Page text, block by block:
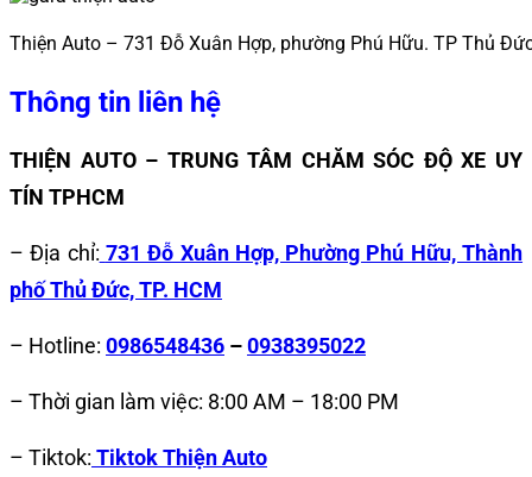
Thiện Auto – 731 Đỗ Xuân Hợp, phường Phú Hữu. TP Thủ
Thông tin liên hệ
THIỆN AUTO – TRUNG TÂM CHĂM SÓC ĐỘ XE UY
TÍN TPHCM
– Địa chỉ: 731 Đỗ Xuân Hợp, Phường Phú Hữu, Thành
phố Thủ Đức, TP. HCM
– Hotline: 0986548436 –0938395022
– Thời gian làm việc: 8:00 AM – 18:00 PM
– Tiktok: Tiktok Thiện Auto